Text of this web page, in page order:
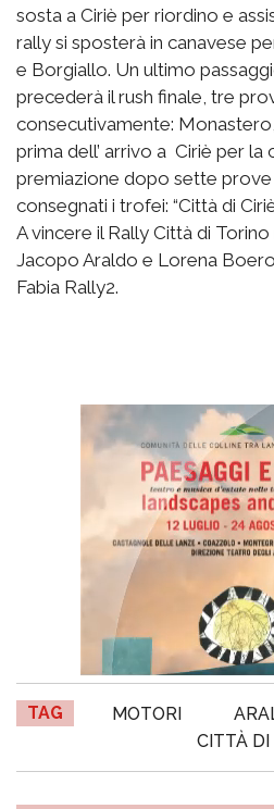
sosta a Ciriè per riordino e
rally si sposterà in canavese
e Borgiallo. Un ultimo
precederà il rush finale, tre
consecutivamente:
prima dell’ arrivo a Ciriè per la
premiazione dopo sette
consegnati i trofei: “Città di
A vincere il Rally Città di
Jacopo Araldo e Lorena
Fabia Rally2.
TAG MOTORI
CITTÀ DI